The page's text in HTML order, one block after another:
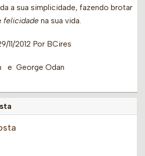
a sua simplicidade, fazendo brotar
felicidade na sua vida.
11/2012 Por BCires
e George Odan